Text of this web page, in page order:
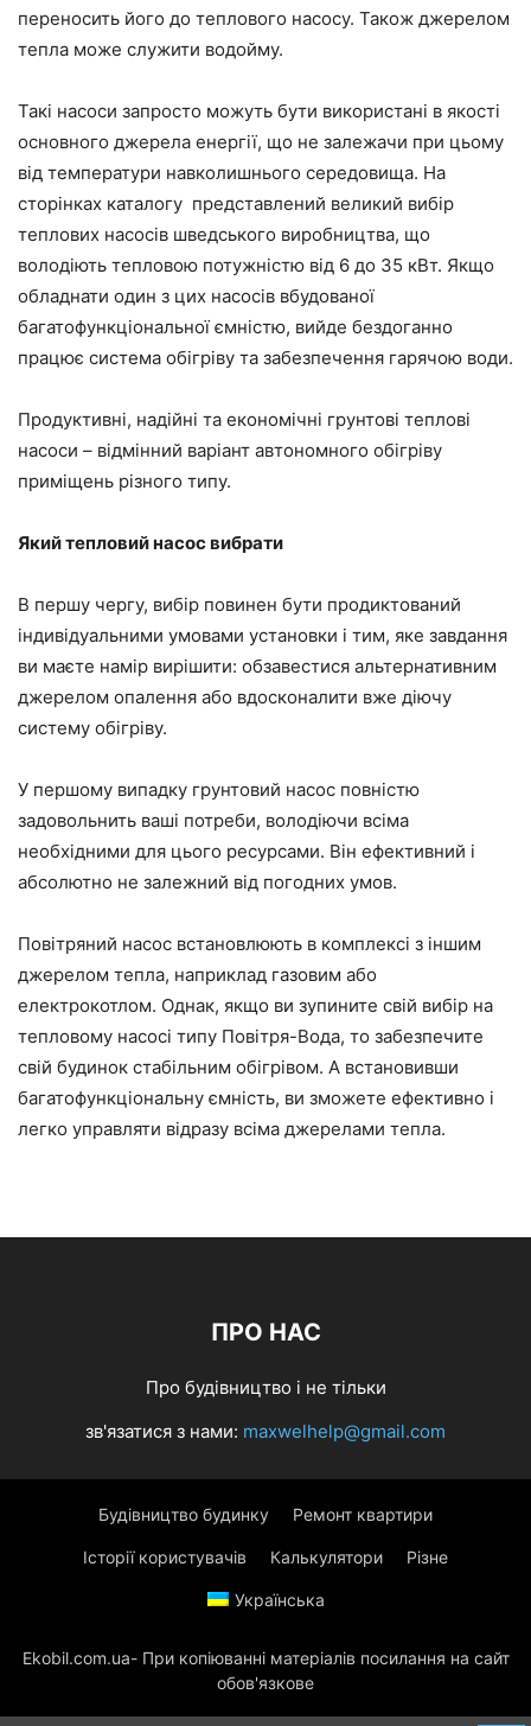
переносить його до теплового насосу. Також джерелом
тепла може служити водойму.
Такі насоси запросто можуть бути використані в якості
основного джерела енергії, що не залежачи при цьому
від температури навколишнього середовища. На
сторінках каталогу представлений великий вибір
теплових насосів шведського виробництва, що
володіють тепловою потужністю від 6 до 35 кВт. Якщо
обладнати один з цих насосів вбудованої
багатофункціональної ємністю, вийде бездоганно
працює система обігріву та забезпечення гарячою води.
Продуктивні, надійні та економічні грунтові теплові
насоси – відмінний варіант автономного обігріву
приміщень різного типу.
Який тепловий насос вибрати
В першу чергу, вибір повинен бути продиктований
індивідуальними умовами установки і тим, яке завдання
ви маєте намір вирішити: обзавестися альтернативним
джерелом опалення або вдосконалити вже діючу
систему обігріву.
У першому випадку грунтовий насос повністю
задовольнить ваші потреби, володіючи всіма
необхідними для цього ресурсами. Він ефективний і
абсолютно не залежний від погодних умов.
Повітряний насос встановлюють в комплексі з іншим
джерелом тепла, наприклад газовим або
електрокотлом. Однак, якщо ви зупините свій вибір на
тепловому насосі типу Повітря-Вода, то забезпечите
свій будинок стабільним обігрівом. А встановивши
багатофункціональну ємність, ви зможете ефективно і
легко управляти відразу всіма джерелами тепла.
ПРО НАС
Про будівництво і не тільки
зв'язатися з нами: maxwelhelp@gmail.com
Будівництво будинку Ремонт квартири
Історії користувачів Калькулятори Різне
Українська
Ekobil.com.ua- При копіюванні матеріалів посилання на сайт
обов'язкове